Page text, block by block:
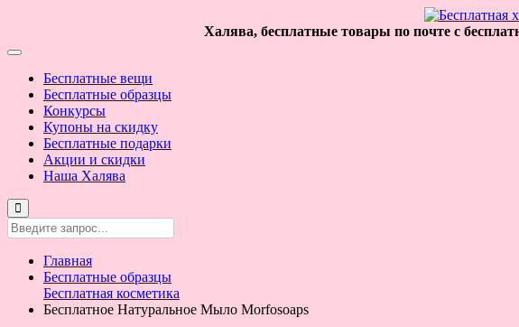
Халява, бесплатные товары по почте с
Бесплатные вещи
Бесплатные образцы
Конкурсы
Купоны на скидку
Бесплатные подарки
Акции и скидки
Наша Халява
Главная
Бесплатные образцы
Бесплатная косметика
Бесплатное Натуральное Мыло Morfosoaps